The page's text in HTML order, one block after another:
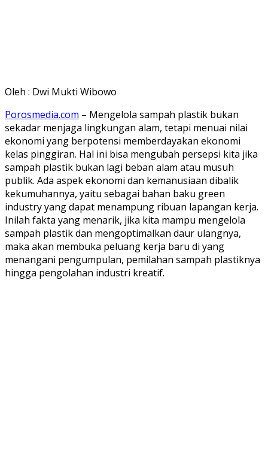
Oleh : Dwi Mukti Wibowo
Porosmedia.com – Mengelola sampah plastik bukan
sekadar menjaga lingkungan alam, tetapi menuai nilai
ekonomi yang berpotensi memberdayakan ekonomi
kelas pinggiran. Hal ini bisa mengubah persepsi kita jika
sampah plastik bukan lagi beban alam atau musuh
publik. Ada aspek ekonomi dan kemanusiaan dibalik
kekumuhannya, yaitu sebagai bahan baku green
industry yang dapat menampung ribuan lapangan kerja.
Inilah fakta yang menarik, jika kita mampu mengelola
sampah plastik dan mengoptimalkan daur ulangnya,
maka akan membuka peluang kerja baru di yang
menangani pengumpulan, pemilahan sampah plastiknya
hingga pengolahan industri kreatif.